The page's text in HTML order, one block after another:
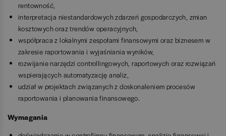
rentowność,
interpretacja niestandardowych zdarzeń gospodarczych, zmian
kosztowych oraz trendów operacyjnych,
współpraca z lokalnymi zespołami finansowymi oraz biznesem w
zakresie raportowania i wyjaśniania wyników,
rozwijanie narzędzi controllingowych, raportowych oraz rozwiązań
wspierających automatyzację analiz,
udział w projektach związanych z doskonaleniem procesów
raportowania i planowania finansowego.
Wymagania